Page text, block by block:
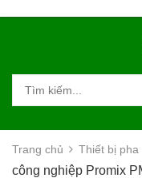
Trang chủ Thiết bị pha
công nghiệp Promix